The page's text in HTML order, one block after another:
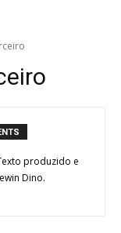
produzido e
Dino.